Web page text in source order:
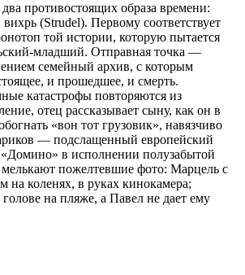
противостоящих образа времени:
(Strudel). Первому соответствует
той истории, которую пытается
младший. Отправная точка —
семейный архив, с которым
и прошедшее, и смерть.
катастрофы повторяются из
отец рассказывает сыну, как он в
«вон тот грузовик», навязчиво
— подслащенный европейский
в исполнении полузабытой
пожелтевшие фото: Марцель с
на коленях, в руках кинокамера;
на пляже, а Павел не дает ему